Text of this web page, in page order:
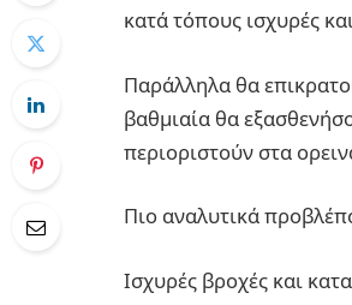
κατά τόπους ισχυρές
Παράλληλα θα
βαθμιαία θα
περιοριστούν στα
Πιο αναλυτικά
Ισχυρές βροχές και